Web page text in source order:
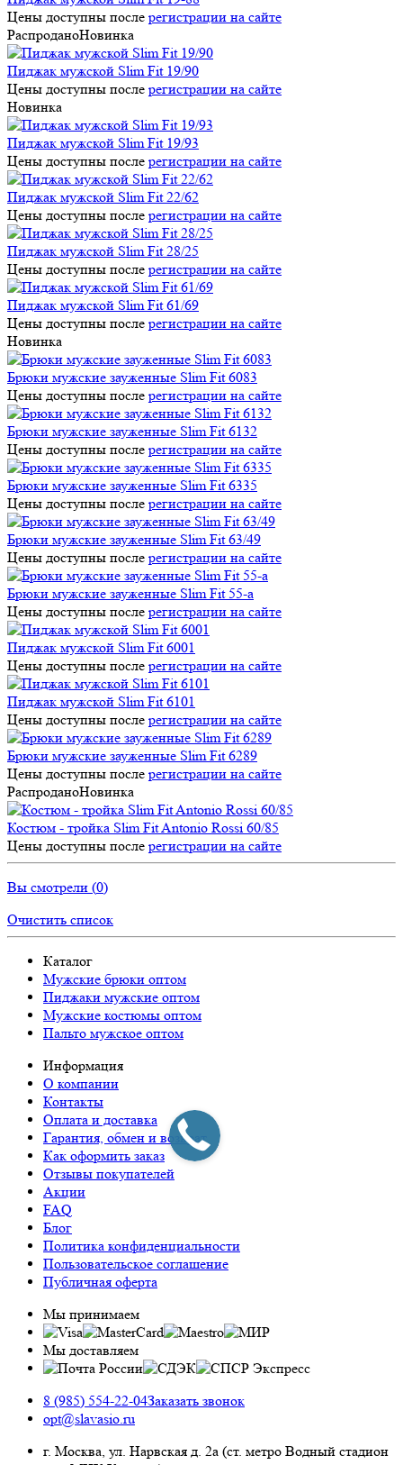
Цены доступны после регистрации на сайте
РаспроданоНовинка
Пиджак мужской Slim Fit 19/90
Цены доступны после регистрации на сайте
Новинка
Пиджак мужской Slim Fit 19/93
Цены доступны после регистрации на сайте
Пиджак мужской Slim Fit 22/62
Цены доступны после регистрации на сайте
Пиджак мужской Slim Fit 28/25
Цены доступны после регистрации на сайте
Пиджак мужской Slim Fit 61/69
Цены доступны после регистрации на сайте
Новинка
Брюки мужские зауженные Slim Fit 6083
Цены доступны после регистрации на сайте
Брюки мужские зауженные Slim Fit 6132
Цены доступны после регистрации на сайте
Брюки мужские зауженные Slim Fit 6335
Цены доступны после регистрации на сайте
Брюки мужские зауженные Slim Fit 63/49
Цены доступны после регистрации на сайте
Брюки мужские зауженные Slim Fit 55-a
Цены доступны после регистрации на сайте
Пиджак мужской Slim Fit 6001
Цены доступны после регистрации на сайте
Пиджак мужской Slim Fit 6101
Цены доступны после регистрации на сайте
Брюки мужские зауженные Slim Fit 6289
Цены доступны после регистрации на сайте
РаспроданоНовинка
Костюм - тройка Slim Fit Antonio Rossi 60/85
Цены доступны после регистрации на сайте
Вы смотрели (0)
Очистить список
Каталог
Мужские брюки оптом
Пиджаки мужские оптом
Мужские костюмы оптом
Пальто мужское оптом
Информация
О компании
Контакты
Оплата и доставка
Гарантия, обмен и возврат
Как оформить заказ
Отзывы покупателей
Акции
FAQ
Блог
Политика конфиденциальности
Пользовательское соглашение
Публичная оферта
Мы принимаем
Мы доставляем
8 (985) 554-22-04Заказать звонок
opt@slavasio.ru
г. Москва, ул. Нарвская д. 2а (ст. метро Водный стадион